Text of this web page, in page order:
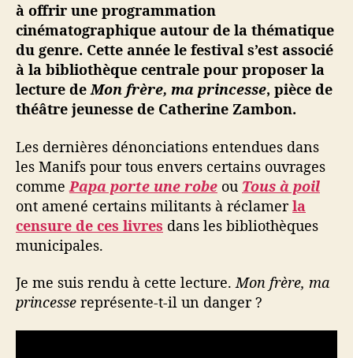
t
l
e
t
h
t
r
e
j
e
e
e
à offrir une programmation
cinématographique autour de la thématique
du genre. Cette année le festival s’est associé
à la bibliothèque centrale pour proposer la
lecture deMon frère, ma princesse, pièce de
théâtre jeunesse de Catherine Zambon.
Les dernières dénonciations entendues dans
les Manifs pour tous envers certains ouvrages
commePapa porte une robe ou Tous à poil
ont amené certains militants à réclamerla
censure de ces livres dans les bibliothèques
municipales.
Je me suis rendu à cette lecture.Mon frère, ma
princesse représente-t-il un danger ?